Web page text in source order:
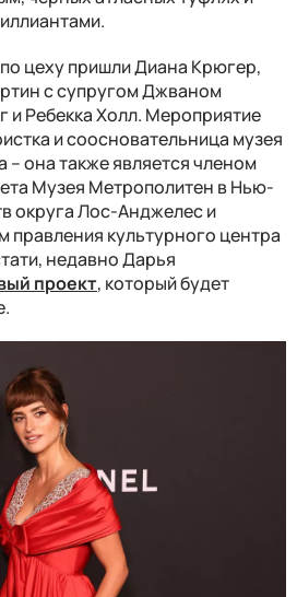
цеху пришли Диана Крюгер,
с супругом Джваном
и Ребекка Холл. Мероприятие
и соосновательница музея
– она также является членом
Музея Метрополитен в Нью-
округа Лос-Анджелес и
правления культурного центра
недавно Дарья
проект, который будет